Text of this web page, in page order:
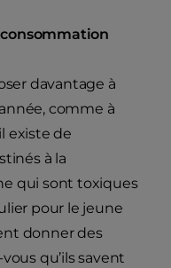
davantage à
comme à
existe de
à la
qui sont toxiques
pour le jeune
donner des
qu’ils savent